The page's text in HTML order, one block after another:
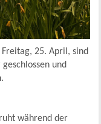
25. April, sind
und
während der